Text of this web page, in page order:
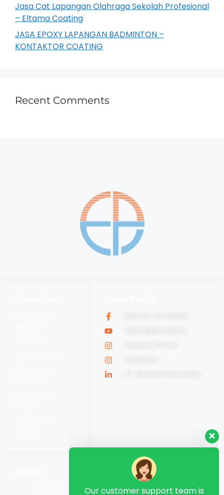
Jasa Cat Lapangan Olahraga Sekolah Profesional
– Eltama Coating
JASA EPOXY LAPANGAN BADMINTON –
KONTAKTOR COATING
Recent Comments
Headquarter Jl. Nangka No.88, RT.2/RW.3, Bojong
here to answer your questions. Ask
us anything!
Hi, how can I help?